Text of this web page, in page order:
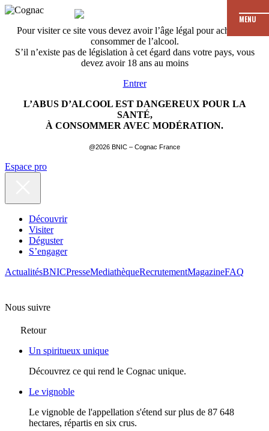
Pour visiter ce site vous devez avoir l’âge légal pour acheter et
consommer de l’alcool.
S’il n’existe pas de législation à cet égard dans votre pays, vous
devez avoir 18 ans au moins
Entrer
L’ABUS D’ALCOOL EST DANGEREUX POUR LA
SANTÉ,
À CONSOMMER AVEC MODÉRATION.
@2026 BNIC – Cognac France
MENU
Espace pro
Découvrir
Visiter
Déguster
S’engager
ActualitésBNICPresseMediathèqueRecrutementMagazineFAQ
Nous suivre
Retour
Un spiritueux unique
Découvrez ce qui rend le Cognac unique.
Le vignoble
Le vignoble de l'appellation s'étend sur plus de 87 648
hectares, répartis en six crus.